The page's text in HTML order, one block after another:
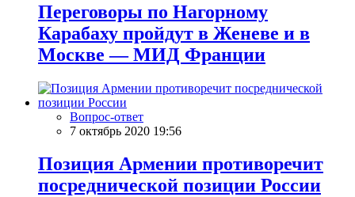
Переговоры по Нагорному
Карабаху пройдут в Женеве и в
Москве — МИД Франции
Вопрос-ответ
7 октябрь 2020 19:56
Позиция Армении противоречит
посреднической позиции России